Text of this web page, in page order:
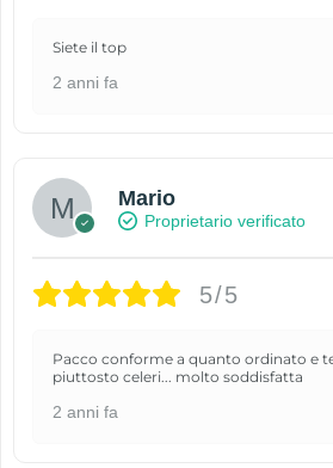
Siete il top
2 anni fa
Mario
Proprietario verificato
5/5
Pacco conforme a quanto ordinato e
piuttosto celeri... molto soddisfatta
2 anni fa